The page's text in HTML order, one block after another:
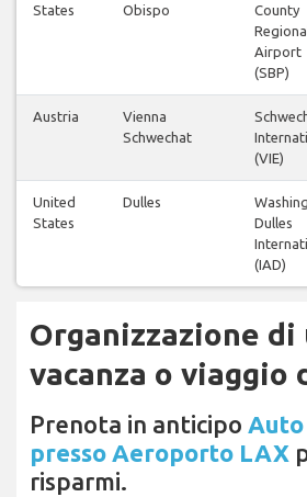
States
Obispo
County
Airport
(SBP)
Austria
Vienna
Schwechat
(VIE)
United
States
Dulles
Dulles
(IAD)
Organizzazione di
vacanza o viaggio
Prenota in anticipo Auto
presso Aeroporto LAX
risparmi.